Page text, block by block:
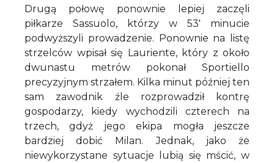
Drugą połowę ponownie lepiej zaczęli
piłkarze Sassuolo, którzy w 53' minucie
podwyższyli prowadzenie. Ponownie na listę
strzelców wpisał się Lauriente, który z około
dwunastu metrów pokonał Sportiello
precyzyjnym strzałem. Kilka minut później ten
sam zawodnik źle rozprowadził kontrę
gospodarzy, kiedy wychodzili czterech na
trzech, gdyż jego ekipa mogła jeszcze
bardziej dobić Milan. Jednak, jako że
niewykorzystane sytuacje lubią się mścić, w